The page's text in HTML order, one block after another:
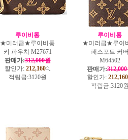
루이비통
★미러급★루이비통
키 파우치 M27671
판매가:312,000원
할인가: 212,160
적립금:3120원
루이비통
★미러급★루이
패스포트 커
M64502
판매가:
할인가: 212,160
적립금:3120